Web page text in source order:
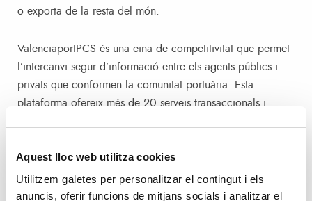
Aquest lloc web utilitza cookies
Utilitzem galetes per personalitzar el contingut i els
anuncis, oferir funcions de mitjans socials i analitzar el
o exporta de la resta del món.
ValenciaportPCS és una eina de competitivitat que permet
l’intercanvi segur d’informació entre els agents públics i
privats que conformen la comunitat portuària. Esta
plataforma ofereix més de 20 serveis transaccionals i
cadenes de transport i logística. Esta eina creada per
l’APV possibilita major eficiència en les transaccions,
optimització de recursos, automatització dels processos i